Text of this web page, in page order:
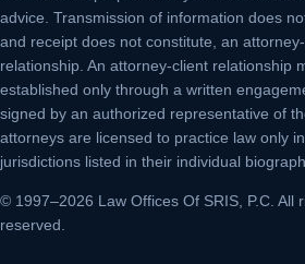
advice. Transmission of information does
and receipt does not constitute, an
relationship. An attorney-client relationship
established only through a written
signed by an authorized representative of
attorneys are licensed to practice law only
jurisdictions listed in their individual
© 1997–2026 Law Offices Of SRIS, P.C. All
reserved.